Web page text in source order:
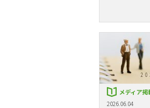
メディア掲
2026.06.04